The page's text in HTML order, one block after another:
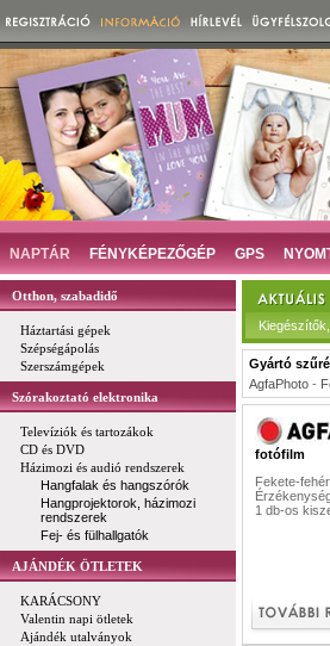
NAPTÁR FÉNYKÉPEZŐGÉP GPS
Otthon, szabadidő
Háztartási gépek
Szépségápolás
Szerszámgépek
Szórakoztató elektronika
Televíziók és tartozákok
CD és DVD
Házimozi és audió rendszerek
Hangfalak és hangszórók
Hangprojektorok, házimozi
rendszerek
Fej- és fülhallgatók
AJÁNDÉK ÖTLETEK
KARÁCSONY
Valentin napi ötletek
Ajándék utalványok
Gyártó
AgfaPhoto -
fotófilm
Fekete-
1 db-os